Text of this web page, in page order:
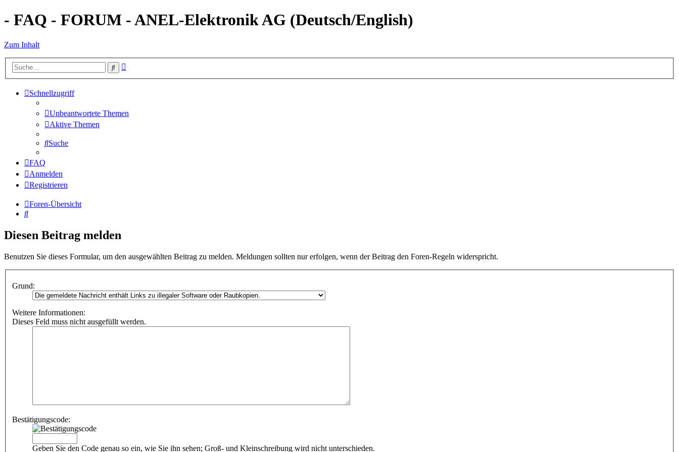
- FAQ - FORUM - ANEL-Elektronik AG (Deutsch/English)
Zum Inhalt
Suche
Schnellzugriff
Unbeantwortete Themen
Aktive Themen
Suche
FAQ
Anmelden
Registrieren
Foren-Übersicht
Suche
Diesen Beitrag melden
Benutzen Sie dieses Formular, um den ausgewählten Beitrag zu melden. Meldungen sollten nur erfolgen, wenn der Beitrag den Foren-Regeln widerspricht.
Grund:
Weitere Informationen:
Dieses Feld muss nicht ausgefüllt werden.
Bestätigungscode:
Geben Sie den Code genau so ein, wie Sie ihn sehen; Groß- und Kleinschreibung wird nicht unterschieden.